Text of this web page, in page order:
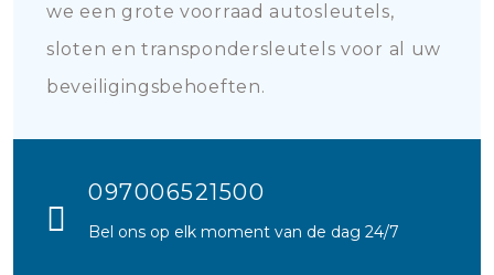
we een grote voorraad autosleutels,
sloten en transpondersleutels voor al uw
beveiligingsbehoeften.
097006521500
Bel ons op elk moment van de dag 24/7